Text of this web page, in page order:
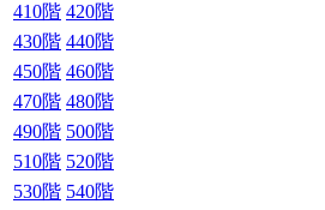
410階 420階
430階 440階
450階 460階
470階 480階
490階 500階
510階 520階
530階 540階